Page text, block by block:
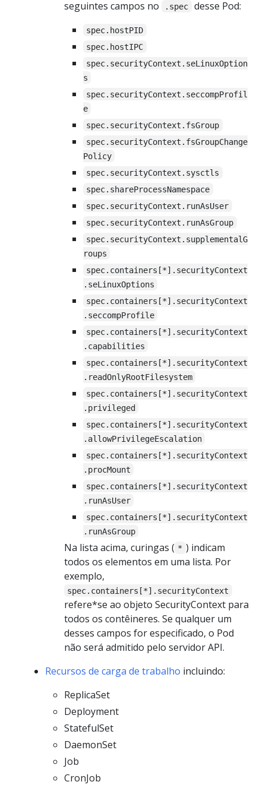
seguintes campos no .spec desse Pod:
spec.hostPID
spec.hostIPC
spec.securityContext.seLinuxOption
s
spec.securityContext.seccompProfil
e
spec.securityContext.fsGroup
spec.securityContext.fsGroupChange
Policy
spec.securityContext.sysctls
spec.shareProcessNamespace
spec.securityContext.runAsUser
spec.securityContext.runAsGroup
spec.securityContext.supplementalG
roups
spec.containers[*].securityContext
.seLinuxOptions
spec.containers[*].securityContext
.seccompProfile
spec.containers[*].securityContext
.capabilities
spec.containers[*].securityContext
.readOnlyRootFilesystem
spec.containers[*].securityContext
.privileged
spec.containers[*].securityContext
.allowPrivilegeEscalation
spec.containers[*].securityContext
.procMount
spec.containers[*].securityContext
.runAsUser
spec.containers[*].securityContext
.runAsGroup
Na lista acima, curingas ( * ) indicam
todos os elementos em uma lista. Por
exemplo,
spec.containers[*].securityContext
refere*se ao objeto SecurityContext para
todos os contêineres. Se qualquer um
desses campos for especificado, o Pod
não será admitido pelo servidor API.
Recursos de carga de trabalho incluindo:
ReplicaSet
Deployment
StatefulSet
DaemonSet
Job
CronJob